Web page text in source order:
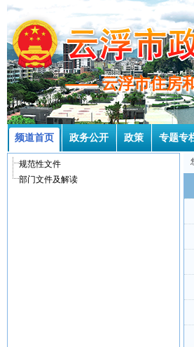
—— 云浮市住房
—— 云浮市住房
频道首页 政务公开 政策 专题专
规范性文件
部门文件及解读